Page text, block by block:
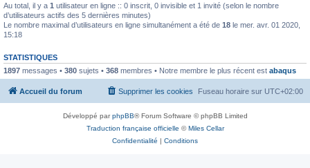
Au total, il y a 1 utilisateur en ligne :: 0 inscrit, 0 invisible et 1 invité (selon le nombre
d’utilisateurs actifs des 5 dernières minutes)
Le nombre maximal d’utilisateurs en ligne simultanément a été de 18 le mer. avr. 01 2020,
15:18
STATISTIQUES
1897 messages • 380 sujets • 368 membres • Notre membre le plus récent est abaqus
Accueil du forum Fuseau horaire sur UTC+02:00
Supprimer les cookies
Développé parphpBB® Forum Software © phpBB Limited
Traduction française officielle ©Miles Cellar
Confidentialité | Conditions